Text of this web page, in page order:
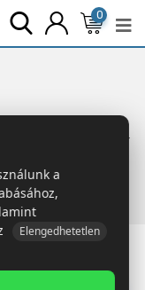
0
BARTLETT
a
Elengedhetetlen